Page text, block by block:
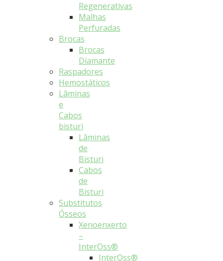
Regenerativas
Malhas
Perfuradas
Brocas
Brocas
Diamante
Raspadores
Hemostáticos
Lâminas
e
Cabos
bisturi
Lâminas
de
Bisturi
Cabos
de
Bisturi
Substitutos
Ósseos
Xenoenxerto
–
InterOss®
InterOss®